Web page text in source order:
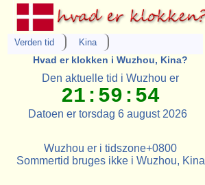
Verden tid Kina
Hvad er klokken i Wuzhou, Kina?
Den aktuelle tid i Wuzhou er
21:59:54
Datoen er torsdag 6 august 2026
Wuzhou er i tidszone+0800
Sommertid bruges ikke i Wuzhou, Kina